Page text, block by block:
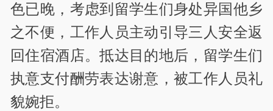
色已晚，考虑到留学生们身处异国他乡
之不便，工作人员主动引导三人安全返
回住宿酒店。抵达目的地后，留学生们
执意支付酬劳表达谢意，被工作人员礼
貌婉拒。